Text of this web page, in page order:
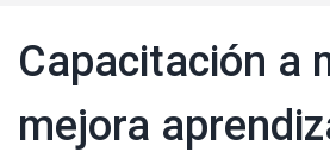
Capacitación a
mejora